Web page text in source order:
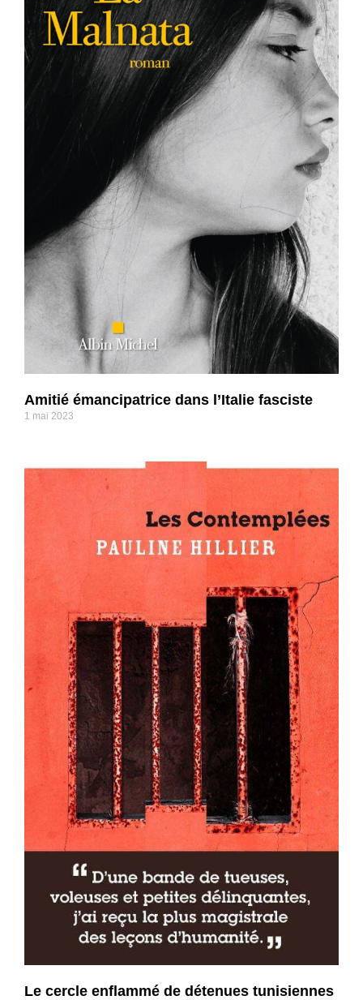
Amitié émancipatrice dans l’Italie fasciste
1 mai 2023
Le cercle enflammé de détenues tunisiennes